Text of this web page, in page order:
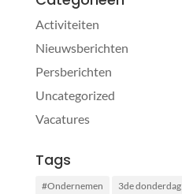
Activiteiten
Nieuwsberichten
Persberichten
Uncategorized
Vacatures
Tags
#Ondernemen 3de donderdag